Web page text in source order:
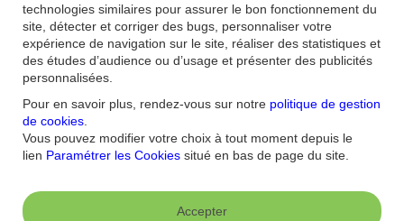
Aide et contact
FAQNous contacter / Réclamations Formulaires
Accessibilité : non
conforme
Nous connaitre
Qui sommes-nous ?Banque la moins chèreNos récompenses
Informations réglementaires
technologies similaires pour assurer le bon fonctionnement du
site, détecter et corriger des bugs, personnaliser votre
expérience de navigation sur le site, réaliser des statistiques et
des études d’audience ou d’usage et présenter des publicités
personnalisées.
Pour en savoir plus, rendez-vous sur notre politique de gestion
de cookies
Vous pouvez modifier votre choix à tout moment depuis le
lien Paramétrer les Cookies situé en bas de page du site.
Accepter